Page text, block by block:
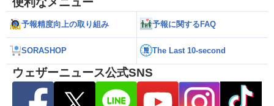
予報精度向上の取り組み 予報に関するFAQ
SORASHOP The Last 10-second
ウェザーニュース公式SNS